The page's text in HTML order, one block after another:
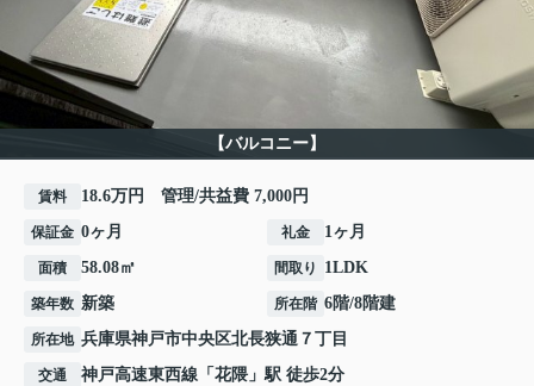
【バルコニー】
賃料 18.6万円 管理/共益費 7,000円
保証金 0ヶ月 礼金 1ヶ月
面積 58.08㎡ 間取り 1LDK
築年数 新築 所在階 6階/8階建
所在地 兵庫県神戸市中央区北長狭通 ７丁目
交通 神戸高速東西線 「 花隈 」駅 徒歩2分